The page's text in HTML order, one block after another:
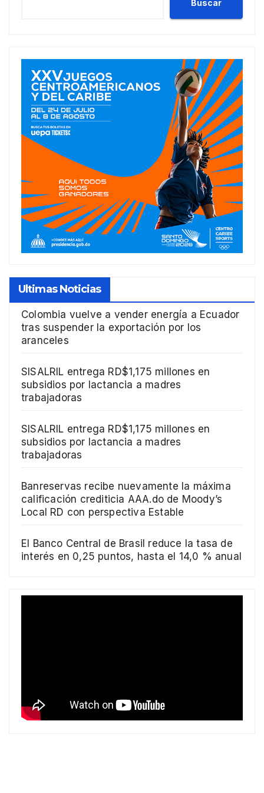
Buscar
Ultimas Noticias
Colombia vuelve a vender energía a Ecuador
tras suspender la exportación por los
aranceles
SISALRIL entrega RD$1,175 millones en
subsidios por lactancia a madres
trabajadoras
SISALRIL entrega RD$1,175 millones en
subsidios por lactancia a madres
trabajadoras
Banreservas recibe nuevamente la máxima
calificación crediticia AAA.do de Moody’s
Local RD con perspectiva Estable
El Banco Central de Brasil reduce la tasa de
interés en 0,25 puntos, hasta el 14,0 % anual